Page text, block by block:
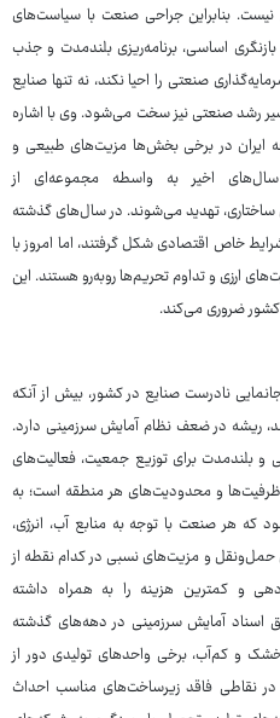
بنابراین جراحی صنعت با سیاست‌های
اساسی، برنامه‌ریزی بلندمدت و جذب
صنعتی را احیا نکند، نه تنها صنایع
رشد صنعتی نیز سخت می‌شود. وی با اشاره
ایران در برخی بخش‌ها مزیت‌های طبیعی و
اخیر به واسطه مجموعه‌ای از
تهدید می‌شوند. در سال‌های گذشته
خاص اقتصادی شکل گرفتند، اما امروز با
ارزی و تداوم تحریم‌ها روبه‌رو هستند. این
کشور ضروری می‌کند.
نادرست صنایع در کشور، بیش از آنکه
ریشه در ضعف نظام آمایش سرزمینی دارد.
و بلندمدت برای توزیع جمعیت، فعالیت‌های
و محدودیت‌های هر منطقه است؛ به
هر صنعت با توجه به منابع آب، انرژی،
حمل‌ونقل و مزیت‌های نسبی در کدام نقطه از
و کمترین هزینه را به همراه داشته
اسناد آمایش سرزمینی در دهه‌های گذشته
و کم‌آب، برخی واحدهای تولیدی دور از
در نقاطی فاقد زیرساخت‌های مناسب احداث